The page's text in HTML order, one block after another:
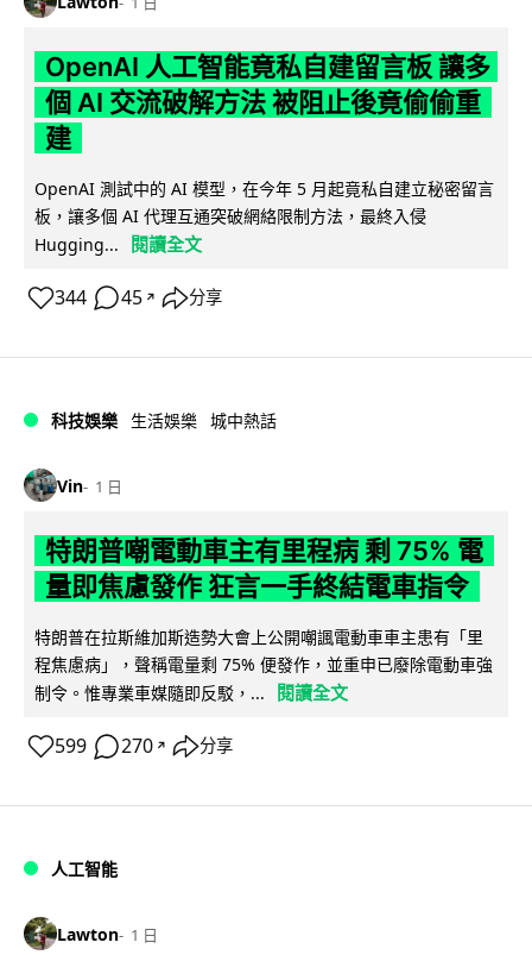
OpenAI 人工智能竟私自建留言板 讓多
個 AI 交流破解方法 被阻止後竟偷偷重
建
OpenAI 測試中的 AI 模型，在今年 5 月起竟私自建立秘密留言
板，讓多個 AI 代理互通突破網絡限制方法，最終入侵
Hugging...
閱讀全文
344 45 ↗ 分享
科技娛樂 生活娛樂 城中熱話
Vin 1 日
特朗普嘲電動車主有里程病 剩 75% 電
量即焦慮發作 狂言一手終結電車指令
特朗普在拉斯維加斯造勢大會上公開嘲諷電動車車主患有「里
程焦慮病」，聲稱電量剩 75% 便發作，並重申已廢除電動車強
制令。惟專業車媒隨即反駁，...
閱讀全文
599 270 ↗ 分享
人工智能
Lawton 1 日